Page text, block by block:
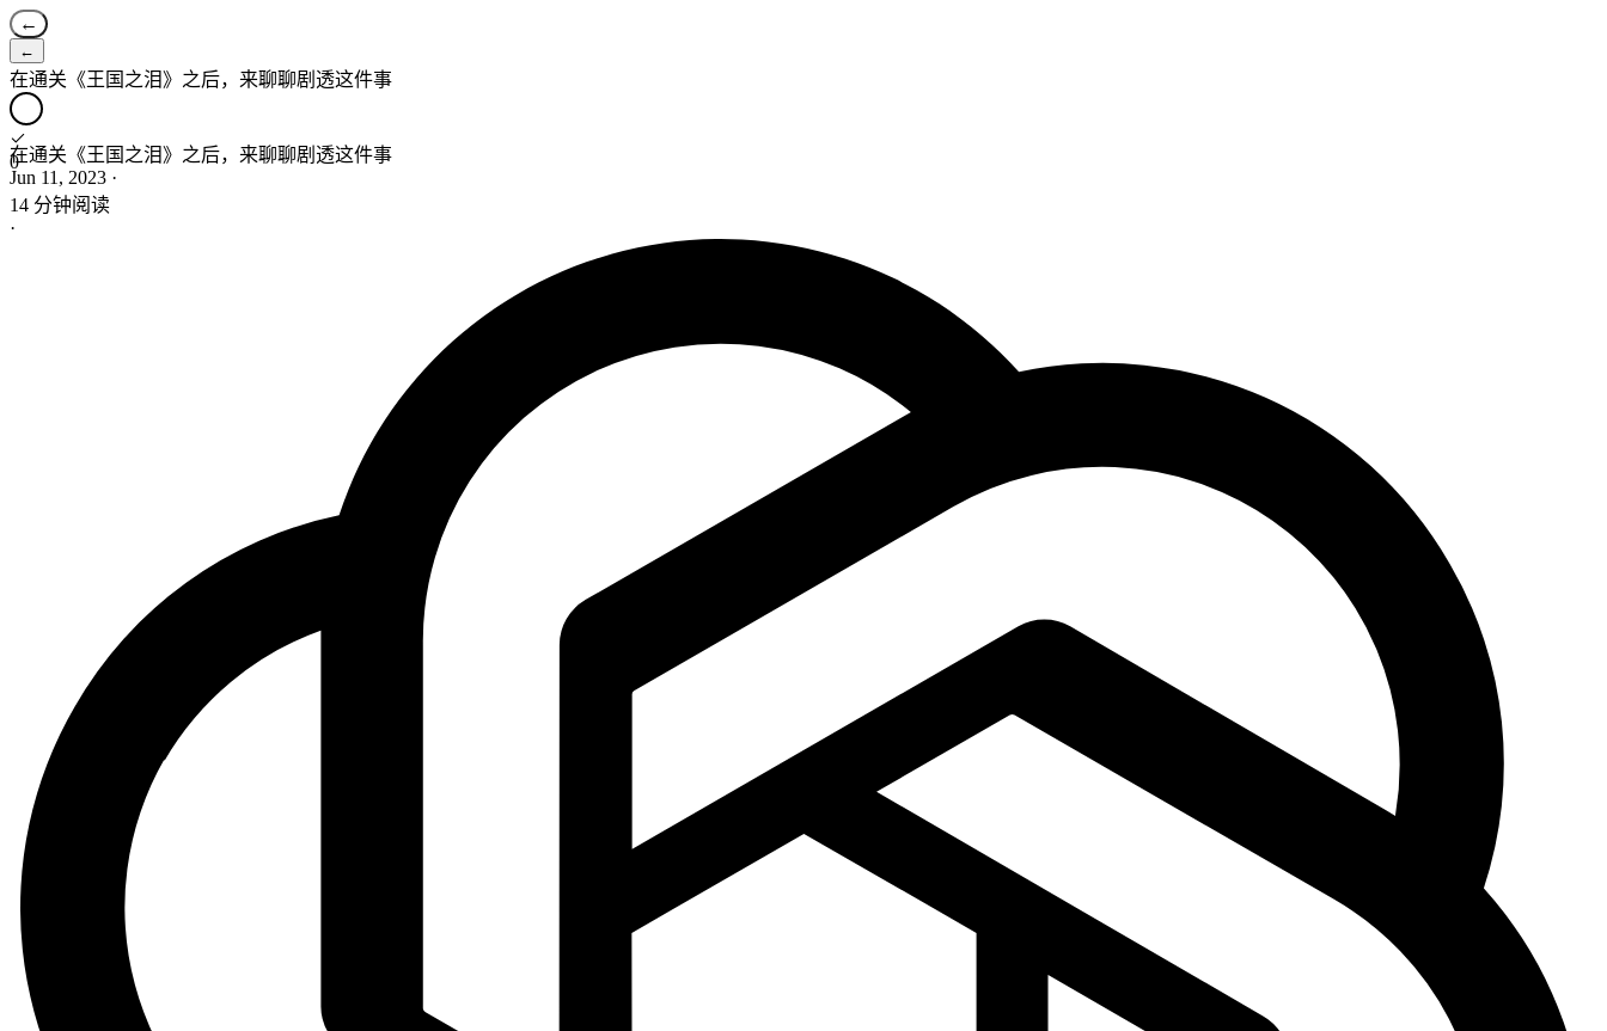
←
←
在通关《王国之泪》之后，来聊聊剧透这件事
0
在通关《王国之泪》之后，来聊聊剧透这件事
Jun 11, 2023 ·
14 分钟阅读
·